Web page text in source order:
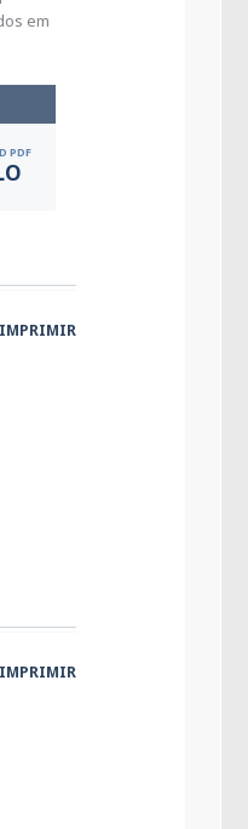
em
PDF
IMPRIMIR
IMPRIMIR